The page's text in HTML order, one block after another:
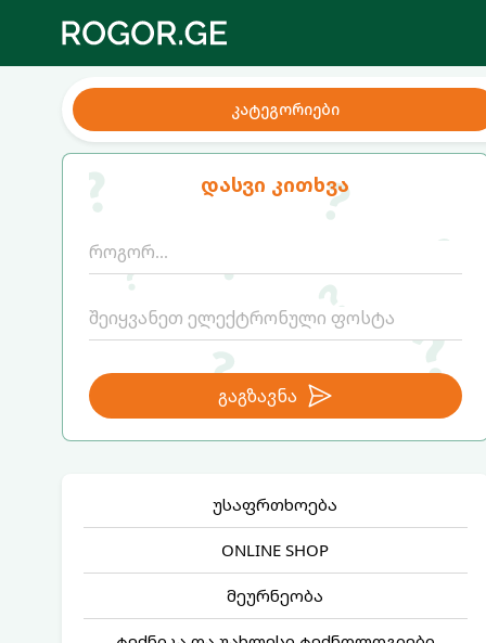
კატეგორიები
დასვი კითხვა
გაგზავნა
უსაფრთხოება
ONLINE SHOP
მეურნეობა